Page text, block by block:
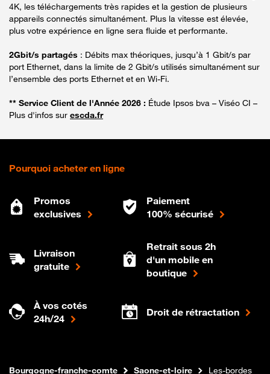
4K, les téléchargements très rapides et la gestion de plusieurs
appareils connectés simultanément. Plus la vitesse est élevée,
plus votre expérience en ligne sera fluide et performante.
2Gbit/s partagés : Débits max théoriques, jusqu’à 1 Gbit/s par
port Ethernet, dans la limite de 2 Gbit/s utilisés simultanément sur
l’ensemble des ports Ethernet et en Wi-Fi.
** Service Client de l'Année 2026 : Étude Ipsos bva – Viséo CI –
Plus d'infos sur escda.fr
Pourquoi acheter en ligne
Promos
exclusives
Paiement
100% sécurisé
Livraison
gratuite
Retrait sous 2h
d'un mobile en
boutique
À vos cotés
24h/24
Droit de rétractation
Boutique Orange
Internet fibre
Bourgogne-franche-comte Saone-et-loire Les-bordes